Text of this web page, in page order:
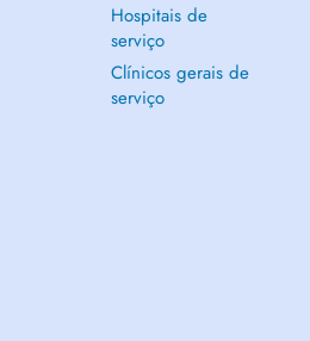
Hospitais de
serviço
Clínicos gerais de
serviço